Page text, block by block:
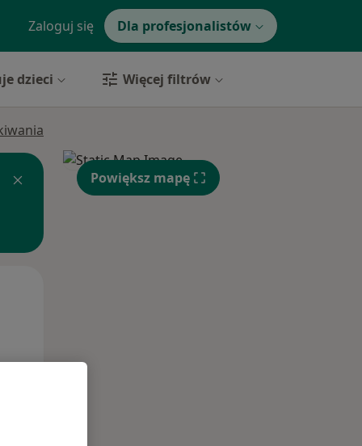
Zaloguj się Dla profesjonalistów
dzieci Więcej filtrów
Powiększ mapę